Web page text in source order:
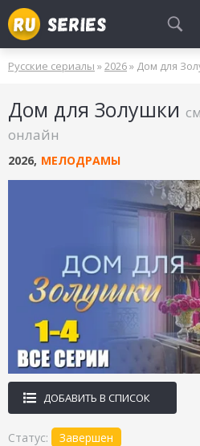
СМОТРЮ
БУДУ СМОТРЕТЬ
УЖЕ СМОТРЕЛ
Русские сериалы »2026» Дом для
Дом для Золушки
онлайн
2026, МЕЛОДРАМЫ
ДОБАВИТЬ В СПИСОК
Статус:
Завершен